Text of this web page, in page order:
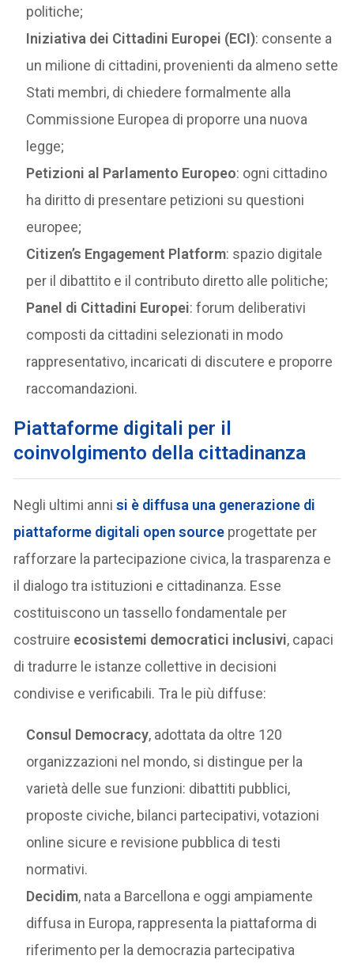
politiche;
Iniziativa dei Cittadini Europei (ECI): consente a
un milione di cittadini, provenienti da almeno sette
Stati membri, di chiedere formalmente alla
Commissione Europea di proporre una nuova
legge;
Petizioni al Parlamento Europeo: ogni cittadino
ha diritto di presentare petizioni su questioni
europee;
Citizen’s Engagement Platform: spazio digitale
per il dibattito e il contributo diretto alle politiche;
Panel di Cittadini Europei: forum deliberativi
composti da cittadini selezionati in modo
rappresentativo, incaricati di discutere e proporre
raccomandazioni.
Piattaforme digitali per il
coinvolgimento della cittadinanza
Negli ultimi anni si è diffusa una generazione di
piattaforme digitali open source progettate per
rafforzare la partecipazione civica, la trasparenza e
il dialogo tra istituzioni e cittadinanza. Esse
costituiscono un tassello fondamentale per
costruire ecosistemi democratici inclusivi, capaci
di tradurre le istanze collettive in decisioni
condivise e verificabili. Tra le più diffuse:
Consul Democracy, adottata da oltre 120
organizzazioni nel mondo, si distingue per la
varietà delle sue funzioni: dibattiti pubblici,
proposte civiche, bilanci partecipativi, votazioni
online sicure e revisione pubblica di testi
normativi.
Decidim, nata a Barcellona e oggi ampiamente
diffusa in Europa, rappresenta la piattaforma di
riferimento per la democrazia partecipativa